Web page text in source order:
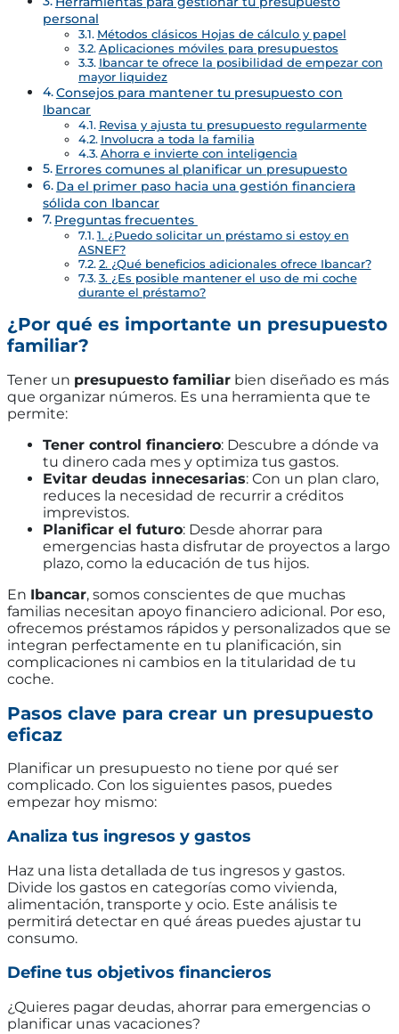
personal
Métodos clásicos Hojas de cálculo y papel
Aplicaciones móviles para presupuestos
Ibancar te ofrece la posibilidad de empezar con
mayor liquidez
Consejos para mantener tu presupuesto con
Ibancar
Revisa y ajusta tu presupuesto regularmente
Involucra a toda la familia
Ahorra e invierte con inteligencia
Errores comunes al planificar un presupuesto
Da el primer paso hacia una gestión financiera
sólida con Ibancar
Preguntas frecuentes
1. ¿Puedo solicitar un préstamo si estoy en
ASNEF?
2. ¿Qué beneficios adicionales ofrece Ibancar?
3. ¿Es posible mantener el uso de mi coche
durante el préstamo?
¿Por qué es importante un presupuesto
familiar?
Tener un presupuesto familiar bien diseñado es más
que organizar números. Es una herramienta que te
permite:
Tener control financiero: Descubre a dónde va
tu dinero cada mes y optimiza tus gastos.
Evitar deudas innecesarias: Con un plan claro,
reduces la necesidad de recurrir a créditos
imprevistos.
Planificar el futuro: Desde ahorrar para
emergencias hasta disfrutar de proyectos a largo
plazo, como la educación de tus hijos.
En Ibancar, somos conscientes de que muchas
familias necesitan apoyo financiero adicional. Por eso,
ofrecemos préstamos rápidos y personalizados que se
integran perfectamente en tu planificación, sin
complicaciones ni cambios en la titularidad de tu
coche.
Pasos clave para crear un presupuesto
eficaz
Planificar un presupuesto no tiene por qué ser
complicado. Con los siguientes pasos, puedes
empezar hoy mismo:
Analiza tus ingresos y gastos
Haz una lista detallada de tus ingresos y gastos.
Divide los gastos en categorías como vivienda,
alimentación, transporte y ocio. Este análisis te
permitirá detectar en qué áreas puedes ajustar tu
consumo.
Define tus objetivos financieros
¿Quieres pagar deudas, ahorrar para emergencias o
planificar unas vacaciones?